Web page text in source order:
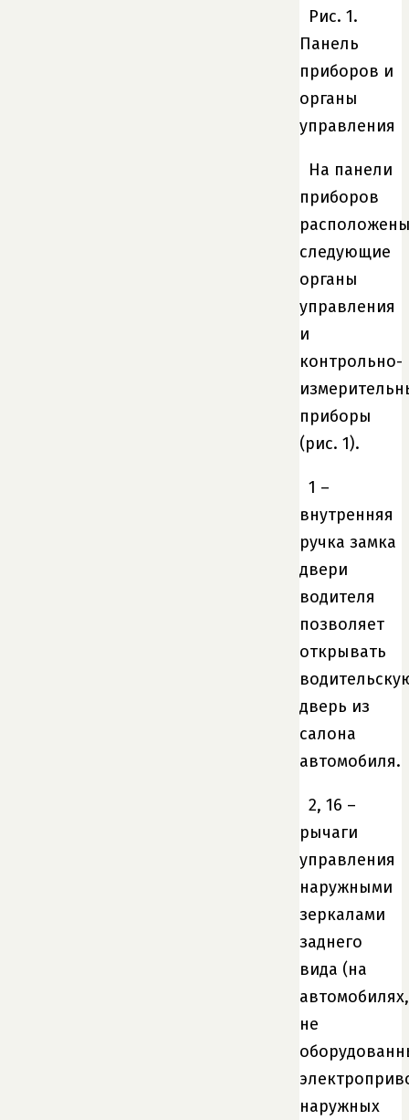
Рис. 1.
Панель
приборов и
органы
управления
На панели
приборов
следующие
органы
управления
и
контрольно-
приборы
(рис. 1).
1 –
внутренняя
ручка замка
двери
водителя
позволяет
открывать
дверь из
салона
автомобиля.
2, 16 –
рычаги
управления
наружными
зеркалами
заднего
вида (на
автомобилях,
не
наружных